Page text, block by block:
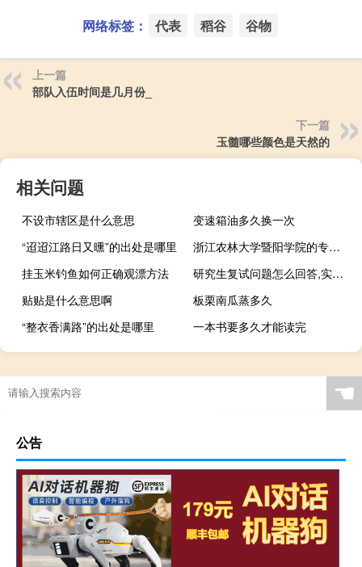
网络标签： 代表 稻谷 谷物
上一篇
部队入伍时间是几月份_
下一篇
玉髓哪些颜色是天然的
相关问题
不设市辖区是什么意思
变速箱油多久换一次
“迢迢江路日又曛”的出处是哪里
浙江农林大学暨阳学院的专业有哪些
挂玉米钓鱼如何正确观漂方法
研究生复试问题怎么回答,实用技巧赶快学起来
贴贴是什么意思啊
板栗南瓜蒸多久
“整衣香满路”的出处是哪里
一本书要多久才能读完
☚
公告